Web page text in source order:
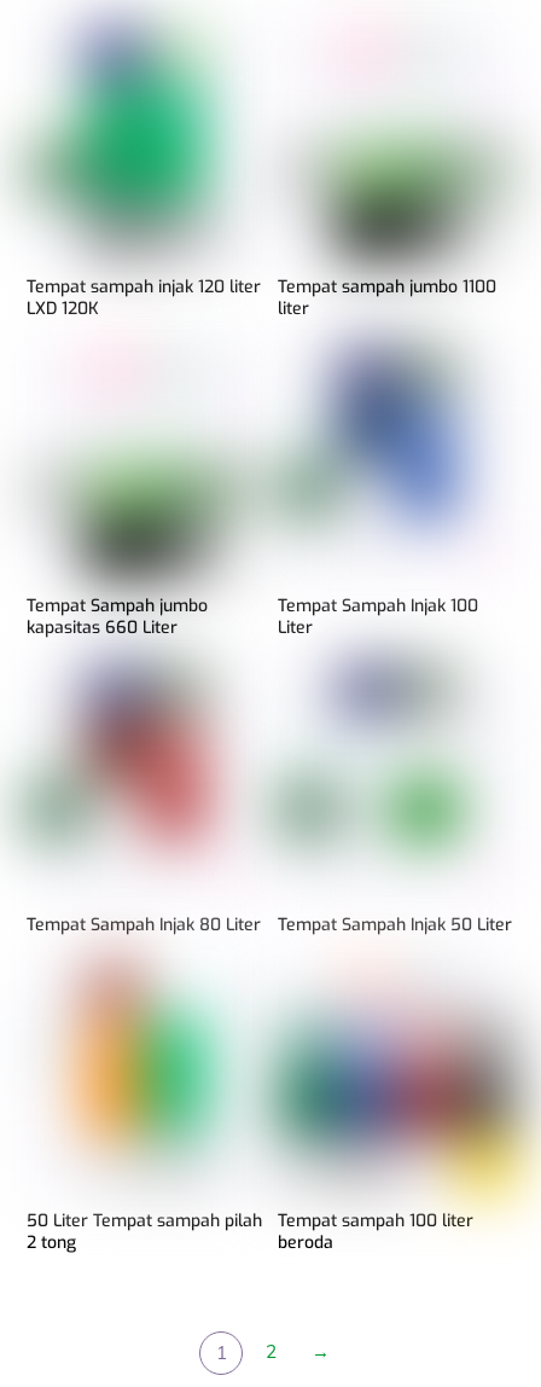
Tempat sampah injak 120 liter
LXD 120K
Tempat sampah jumbo 1100
liter
Tempat Sampah jumbo
kapasitas 660 Liter
Tempat Sampah Injak 100
Liter
Tempat Sampah Injak 80 Liter Tempat Sampah Injak 50 Liter
50 Liter Tempat sampah pilah
2 tong
Tempat sampah 100 liter
beroda
1 2 →